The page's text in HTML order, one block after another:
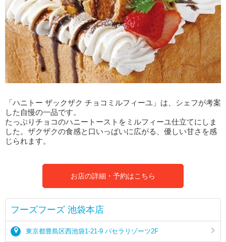
「ハニトー ザックザク チョコミルフィーユ」は、シェフが考案
した自慢の一品です。
たっぷりチョコのハニートーストをミルフィーユ仕立てにしま
した。ザクザクの食感と口いっぱいに広がる、優しい甘さを感
じられます。
お店の詳細・予約はこちら
フーズフーズ 池袋本店
東京都豊島区西池袋1-21-9 パセラリゾーツ2F